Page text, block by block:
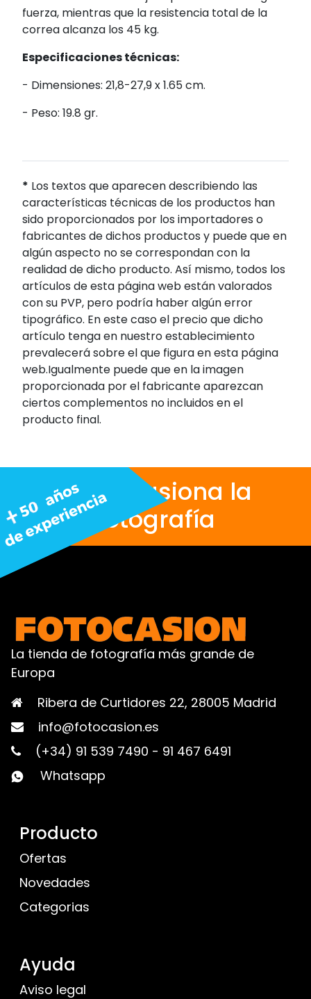
fuerza, mientras que la resistencia total de la
correa alcanza los 45 kg.
Especificaciones técnicas:
- Dimensiones: 21,8-27,9 x 1.65 cm.
- Peso: 19.8 gr.
* Los textos que aparecen describiendo las
características técnicas de los productos han
sido proporcionados por los importadores o
fabricantes de dichos productos y puede que en
algún aspecto no se correspondan con la
realidad de dicho producto. Así mismo, todos los
artículos de esta página web están valorados
con su PVP, pero podría haber algún error
tipográfico. En este caso el precio que dicho
artículo tenga en nuestro establecimiento
prevalecerá sobre el que figura en esta página
web.Igualmente puede que en la imagen
proporcionada por el fabricante aparezcan
ciertos complementos no incluidos en el
producto final.
Nos apasiona la
fotografía
La tienda de fotografía más grande de
Europa
Ribera de Curtidores 22, 28005 Madrid
info@fotocasion.es
(+34) 91 539 7490 - 91 467 6491
Whatsapp
Producto
Ofertas
Novedades
Categorias
Ayuda
Aviso legal